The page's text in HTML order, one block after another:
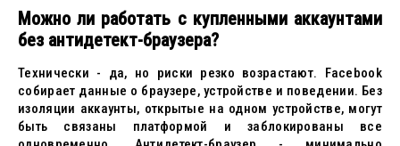
Можно ли работать с купленными аккаунтами
без антидетект-браузера?
Технически - да, но риски резко возрастают. Facebook
собирает данные о браузере, устройстве и поведении. Без
изоляции аккаунты, открытые на одном устройстве, могут
быть связаны платформой и заблокированы все